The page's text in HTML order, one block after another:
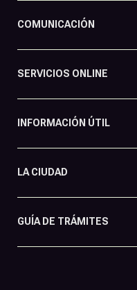
COMUNICACIÓN
SERVICIOS ONLINE
INFORMACIÓN ÚTIL
LA CIUDAD
GUÍA DE TRÁMITES